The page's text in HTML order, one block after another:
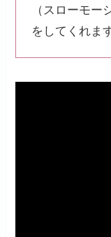
（スローモー
をしてくれます